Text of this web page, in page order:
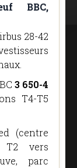
BBC,
28-42
3 650-4
T4-T5
(centre
T2 vers
parc